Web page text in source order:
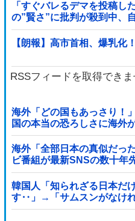
「すぐバレるデマを投稿し
の”賢さ”に批判が殺到中、
というのが……
【朗報】高市首相、爆乳化
RSSフィードを取得でき
海外「どの国もあっさり！
国の本当の恐ろしさに海外
海外「全部日本の真似だっ
ビ番組が最新SNSの数十年
韓国人「知られざる日本だ
す‥」→「サムスンがなけ
ていたのに‥」